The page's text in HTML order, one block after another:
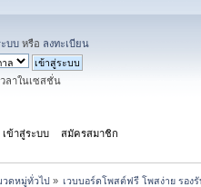
ะบบ หรือ ลงทะเบียน
ลาในเซสชั่น
เข้าสู่ระบบ สมัครสมาชิก
วดหมู่ทั่วไป» เวบบอร์ดโพสต์ฟรี โพสง่าย รอง